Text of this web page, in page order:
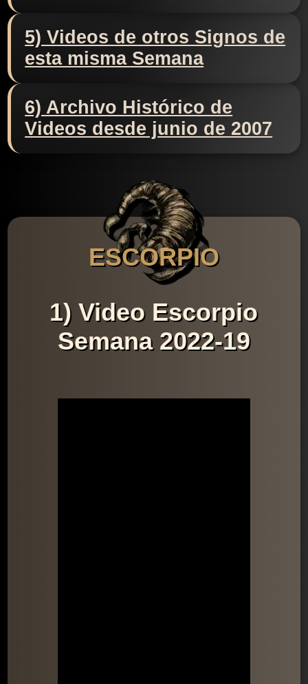
5) Videos de otros Signos de
esta misma Semana
6) Archivo Histórico de
Videos desde junio de 2007
ESCORPIO
1) Video Escorpio
Semana 2022-19